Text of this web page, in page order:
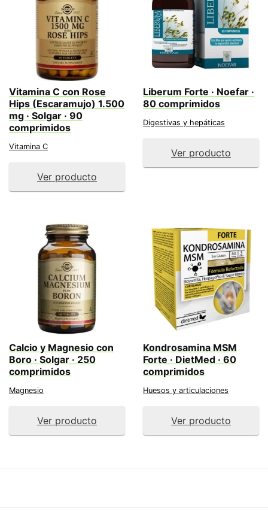
Vitamina C con Rose
Hips (Escaramujo) 1.500
mg · Solgar · 90
comprimidos
Vitamina C
Ver producto
Liberum Forte · Noefar ·
80 comprimidos
Digestivas y hepáticas
Ver producto
Calcio y Magnesio con
Boro · Solgar · 250
comprimidos
Magnesio
Ver producto
Kondrosamina MSM
Forte · DietMed · 60
comprimidos
Huesos y articulaciones
Ver producto